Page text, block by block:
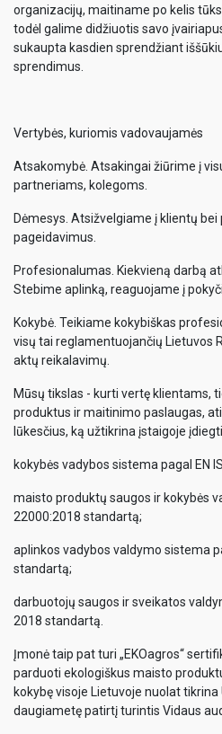
organizacijų, maitiname po kelis
todėl galime didžiuotis savo
sukaupta kasdien sprendžiant
sprendimus.
Vertybės, kuriomis vadovaujamės
Atsakomybė. Atsakingai žiūrime į
partneriams, kolegoms.
Dėmesys. Atsižvelgiame į klientų
pageidavimus.
Profesionalumas. Kiekvieną darbą
Stebime aplinką, reaguojame į
Kokybė. Teikiame kokybiškas
visų tai reglamentuojančių Lietuvos
aktų reikalavimų.
Mūsų tikslas - kurti vertę klientams,
produktus ir maitinimo paslaugas,
lūkesčius, ką užtikrina įstaigoje
kokybės vadybos sistema pagal EN
maisto produktų saugos ir kokybės
22000:2018 standartą;
aplinkos vadybos valdymo sistema
standartą;
darbuotojų saugos ir sveikatos
2018 standartą.
Įmonė taip pat turi „EKOagros“
parduoti ekologiškus maisto
kokybę visoje Lietuvoje nuolat tikrina
daugiametę patirtį turintis Vidaus